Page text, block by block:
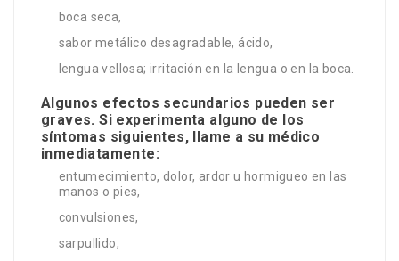
boca seca,
sabor metálico desagradable, ácido,
lengua vellosa; irritación en la lengua o en la boca.
Algunos efectos secundarios pueden ser
graves. Si experimenta alguno de los
síntomas siguientes, llame a su médico
inmediatamente:
entumecimiento, dolor, ardor u hormigueo en las
manos o pies,
convulsiones,
sarpullido,